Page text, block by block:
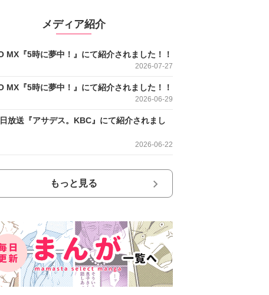
メディア紹介
MX『5時に夢中！』にて紹介されました！！
2026-07-27
MX『5時に夢中！』にて紹介されました！！
2026-06-29
放送『アサデス。KBC』にて紹介されまし
2026-06-22
もっと見る